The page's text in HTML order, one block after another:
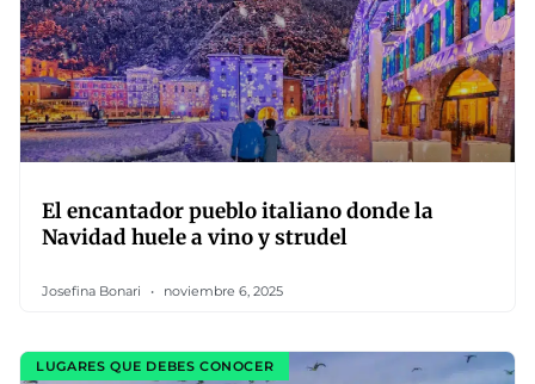
El encantador pueblo italiano donde la
Navidad huele a vino y strudel
Josefina Bonari noviembre 6, 2025
LUGARES QUE DEBES CONOCER